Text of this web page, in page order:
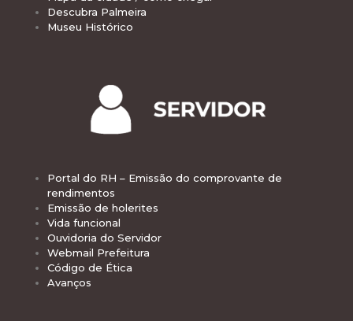
Descubra Palmeira
Museu Histórico
Portal do RH – Emissão do comprovante de
rendimentos
Emissão de holerites
Vida funcional
Ouvidoria do Servidor
Webmail Prefeitura
Código de Ética
Avanços